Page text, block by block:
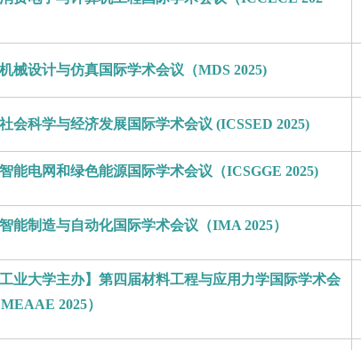
械设计与仿真国际学术会议（MDS 2025)
会科学与经济发展国际学术会议 (ICSSED 2025)
能电网和绿色能源国际学术会议（ICSGGE 2025)
能制造与自动化国际学术会议（IMA 2025）
工业大学主办】第四届材料工程与应用力学国际学术会
2025）